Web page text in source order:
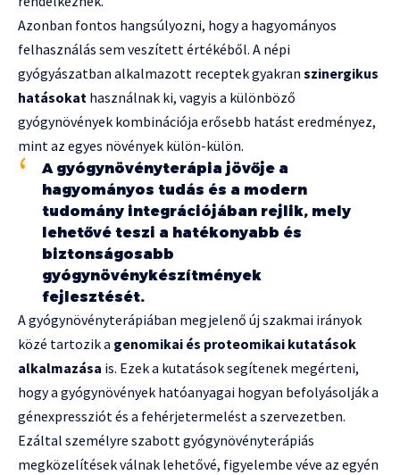
Azonban fontos hangsúlyozni, hogy a hagyományos
felhasználás sem veszített értékéből. A népi
gyógyászatban alkalmazott receptek gyakran szinergikus
hatásokat használnak ki, vagyis a különböző
gyógynövények kombinációja erősebb hatást eredményez,
mint az egyes növények külön-külön.
A gyógynövényterápia jövője a
hagyományos tudás és a modern
tudomány integrációjában rejlik, mely
lehetővé teszi a hatékonyabb és
biztonságosabb
gyógynövénykészítmények
fejlesztését.
A gyógynövényterápiában megjelenő új szakmai irányok
közé tartozik a genomikai és proteomikai kutatások
alkalmazása is. Ezek a kutatások segítenek megérteni,
hogy a gyógynövények hatóanyagai hogyan befolyásolják a
génexpressziót és a fehérjetermelést a szervezetben.
Ezáltal személyre szabott gyógynövényterápiás
megközelítések válnak lehetővé, figyelembe véve az egyén